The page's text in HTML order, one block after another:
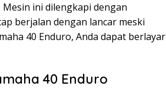
ini dilengkapi dengan
berjalan dengan lancar meski
40 Enduro, Anda dapat berlayar
40 Enduro